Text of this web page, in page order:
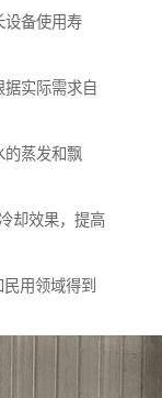
设备使用寿
实际需求自
的蒸发和飘
却效果，提高
用领域得到